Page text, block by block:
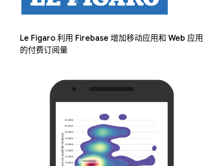
Le Figaro 利用 Firebase 增加移动应用和 Web 应用
的付费订阅量